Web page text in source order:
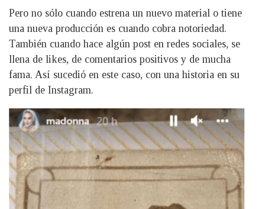
Pero no sólo cuando estrena un nuevo material o tiene
una nueva producción es cuando cobra notoriedad.
También cuando hace algún post en redes sociales, se
llena de likes, de comentarios positivos y de mucha
fama. Así sucedió en este caso, con una historia en su
perfil de Instagram.